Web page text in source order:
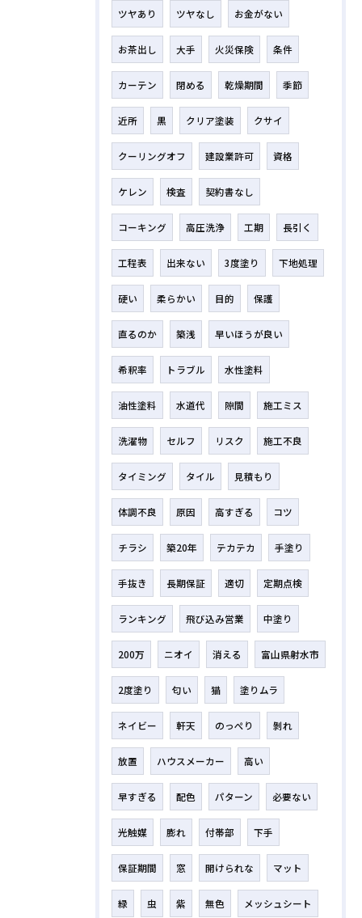
ツヤあり ツヤなし お金がない
お茶出し 大手 火災保険 条件
カーテン 閉める 乾燥期間 季節
近所 黒 クリア塗装 クサイ
クーリングオフ 建設業許可 資格
ケレン 検査 契約書なし
コーキング 高圧洗浄 工期 長引く
工程表 出来ない 3度塗り 下地処理
硬い 柔らかい 目的 保護
直るのか 築浅 早いほうが良い
希釈率 トラブル 水性塗料
油性塗料 水道代 隙間 施工ミス
洗濯物 セルフ リスク 施工不良
タイミング タイル 見積もり
体調不良 原因 高すぎる コツ
チラシ 築20年 テカテカ 手塗り
手抜き 長期保証 適切 定期点検
ランキング 飛び込み営業 中塗り
200万 ニオイ 消える 富山県射水市
2度塗り 匂い 猫 塗りムラ
ネイビー 軒天 のっぺり 剝れ
放置 ハウスメーカー 高い
早すぎる 配色 パターン 必要ない
光触媒 膨れ 付帯部 下手
保証期間 窓 開けられな マット
緑 虫 紫 無色 メッシュシート